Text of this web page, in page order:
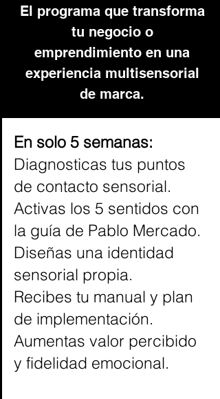
El programa que transforma
tu negocio o
emprendimiento en una
experiencia multisensorial
de marca.
En solo 5 semanas:
Diagnosticas tus puntos
de contacto sensorial.
Activas los 5 sentidos con
la guía de Pablo Mercado.
Diseñas una identidad
sensorial propia.
Recibes tu manual y plan
de implementación.
Aumentas valor percibido
y fidelidad emocional.